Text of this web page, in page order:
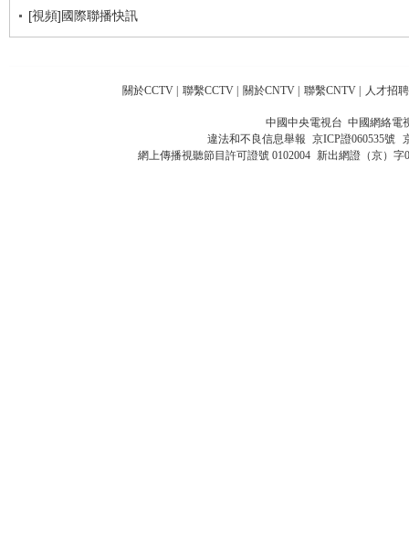
[視頻]國際聯播快訊
關於CCTV 聯繫CCTV 關於CNTV 聯繫CNTV 人才招聘
中國中央電視台 中國網絡電
違法和不良信息舉報 京ICP證060535號
網上傳播視聽節目許可證號 0102004 新出網證（京）